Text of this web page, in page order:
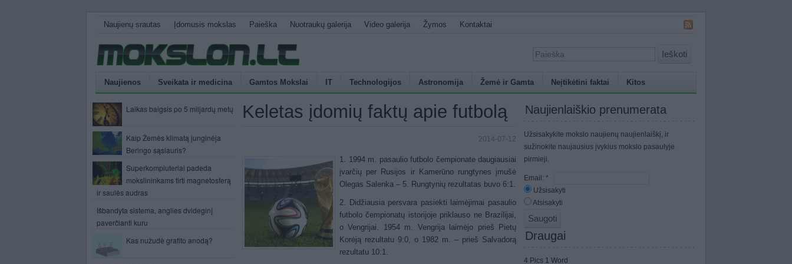
Naujienų srautas Įdomusis mokslas Paieška Nuotraukų galerija Video galerija Žymos Kontaktai
Ieškoti
Naujienos Sveikata ir medicina Gamtos Mokslai IT Technologijos Astronomija Žemė ir Gamta Neįtikėtini faktai Kitos
Laikas baigsis po 5 miljardų metų
Kaip Žemės klimatą junginėja
Beringo sąsiauris?
Superkompiuteriai padeda
mokslininkams tirti magnetosferą
ir saulės audras
Išbandyta sistema, anglies dvideginį
paverčianti kuru
Kas nužudė grafito anodą?
Keletas įdomių faktų apie futbolą
2014-07-12
1. 1994 m. pasaulio futbolo čempionate daugiausiai
įvarčių per Rusijos ir Kamerūno rungtynes įmušė
Olegas Salenka – 5. Rungtynių rezultatas buvo 6:1.
2. Didžiausia persvara pasiekti laimėjimai pasaulio
futbolo čempionatų istorijoje priklauso ne Brazilijai,
o Vengrijai. 1954 m. Vengrija laimėjo prieš Pietų
Korėją rezultatu 9:0, o 1982 m. – prieš Salvadorą
rezultatu 10:1.
Naujienlaiškio prenumerata
Užsisakykite mokslo naujienų naujienlaiškį, ir
sužinokite naujausius įvykius mokslo pasaulyje
pirmieji.
Email: *
Užsisakyti
Atsisakyti
Draugai
4 Pics 1 Word